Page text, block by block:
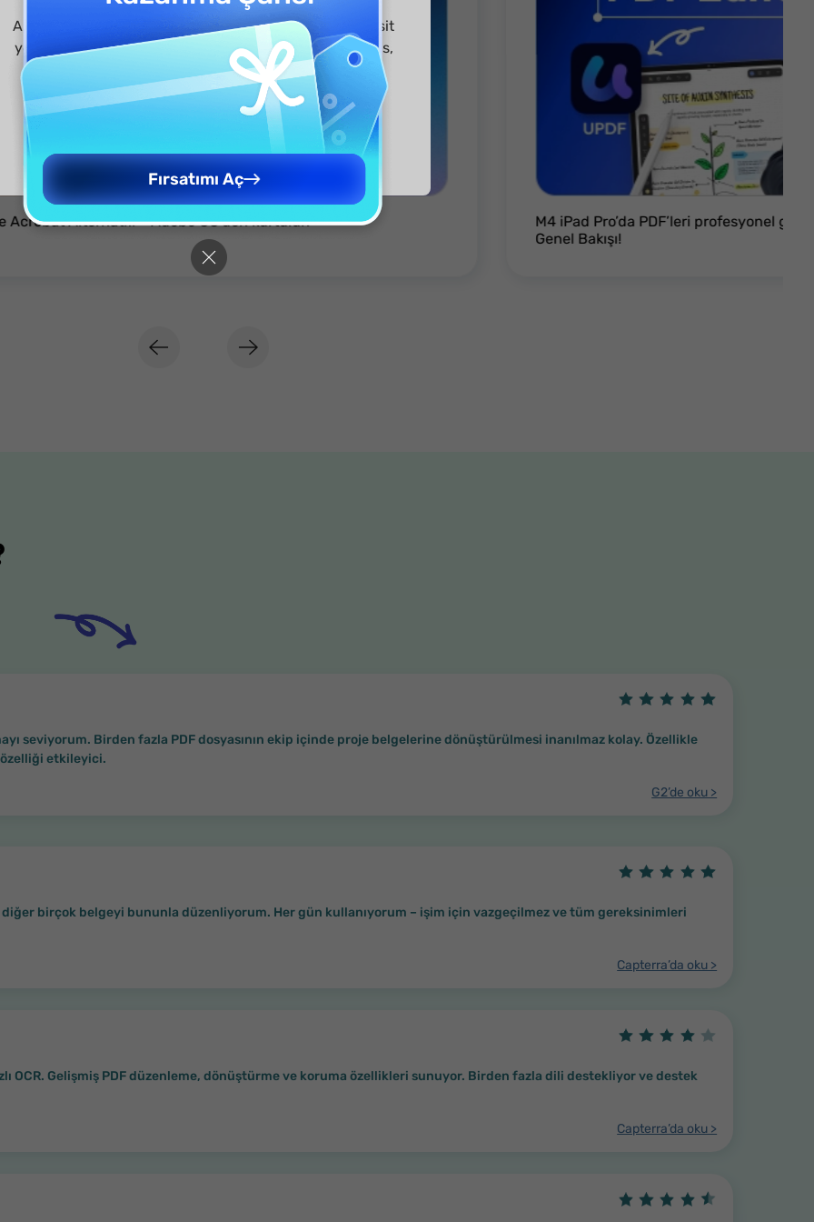
Are you visiting updf.com from outside this region? Visit
your regional site for more relevant pricing, promotions,
and events.
Continue to English Site
Continue to English Site
Acrobat Alternatifi – Adobe CC’den kurtulun
M4 iPad Pro’da PDF’leri profesyonel
Genel Bakışı!
seviyorum. Birden fazla PDF dosyasının ekip içinde proje belgelerine dönüştürülmesi inanılmaz kolay. Özellikle
etkileyici.
G2’de oku >
diğer birçok belgeyi bununla düzenliyorum. Her gün kullanıyorum – işim için vazgeçilmez ve tüm gereksinimleri
Capterra’da oku >
OCR. Gelişmiş PDF düzenleme, dönüştürme ve koruma özellikleri sunuyor. Birden fazla dili destekliyor ve destek
Capterra’da oku >
Fırsatımı Aç